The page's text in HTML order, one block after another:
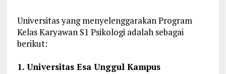
Universitas yang menyelenggarakan Program
Kelas Karyawan S1 Psikologi adalah sebagai
berikut:
1. Universitas Esa Unggul Kampus